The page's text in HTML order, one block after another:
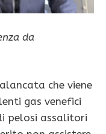
da
che viene
gas venefici
pelosi assalitori